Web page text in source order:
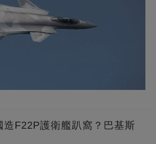
F22P護衛艦趴窩？巴基斯